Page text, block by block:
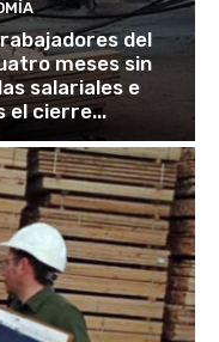
del
meses sin
salariales e
el cierre...